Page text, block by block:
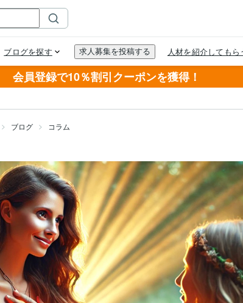
会員登録で10％割引クーポンを獲得！
ブログ コラム